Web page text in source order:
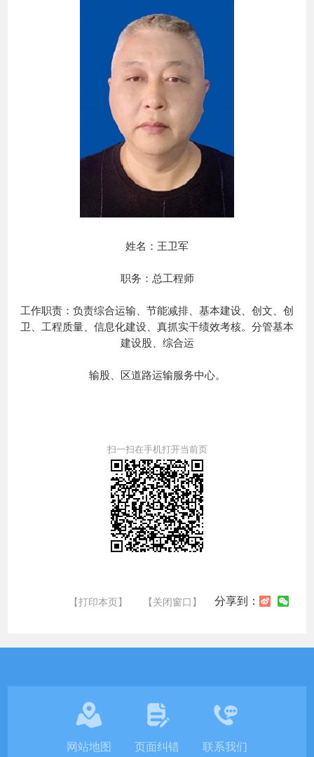
姓名：王卫军
职务：总工程师
工作职责：负责综合运输、节能减排、基本建设、创文、创
卫、工程质量、信息化建设、真抓实干绩效考核。分管基本
建设股、综合运
输股、区道路运输服务中心。
扫一扫在手机打开当前页
【打印本页】 【关闭窗口】 分享到：
网站地图 页面纠错 联系我们